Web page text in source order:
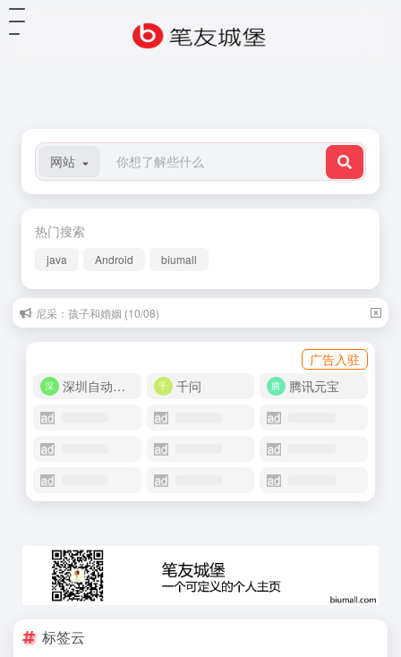
网站
热门搜索
java Android biumall
尼采：孩子和婚姻 (10/08)
广告入驻
深圳自动化商城
千问 腾讯元宝
标签云